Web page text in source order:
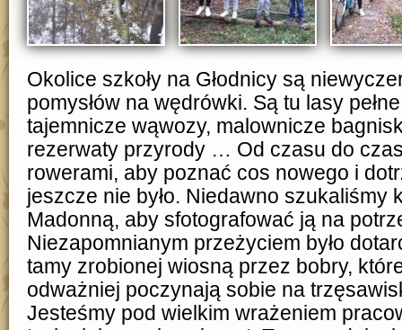
Okolice szkoły na Głodnicy są
pomysłów na wędrówki. Są tu lasy
tajemnicze wąwozy, malownicze
rezerwaty przyrody … Od czasu do
rowerami, aby poznać cos nowego i
jeszcze nie było. Niedawno szukaliśmy
Madonną, aby sfotografować ją na
Niezapomnianym przeżyciem było
tamy zrobionej wiosną przez bobry,
odważniej poczynają sobie na
Jesteśmy pod wielkim wrażeniem